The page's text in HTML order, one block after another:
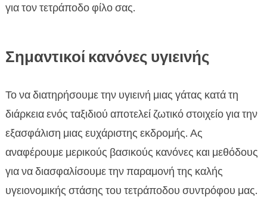
για τον τετράποδο φίλο σας.
Σημαντικοί κανόνες υγιεινής
Το να διατηρήσουμε την υγιεινή μιας γάτας κατά τη
διάρκεια ενός ταξιδιού αποτελεί ζωτικό στοιχείο για την
εξασφάλιση μιας ευχάριστης εκδρομής. Ας
αναφέρουμε μερικούς βασικούς κανόνες και μεθόδους
για να διασφαλίσουμε την παραμονή της καλής
υγειονομικής στάσης του τετράποδου συντρόφου μας.